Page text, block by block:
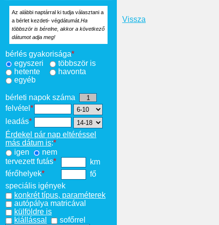
Az alábbi naptárral ki tudja választani a
a bérlet kezdeti- végdátumát. Ha
többször is bérelne, akkor a következő
dátumot adja meg!
bérlés gyakorisága*
egyszeri
többször is
hetente
havonta
egyéb
bérleti napok száma
felvétel *
leadás*
Érdekel pár nap eltéréssel
más dátum is:*
igen
nem
tervezett futás*
km
férőhelyek*
fő
speciális igények
konkrét típus, paraméterek
autópálya matricával
külföldre is
kiállással
sofőrrel
Vissza